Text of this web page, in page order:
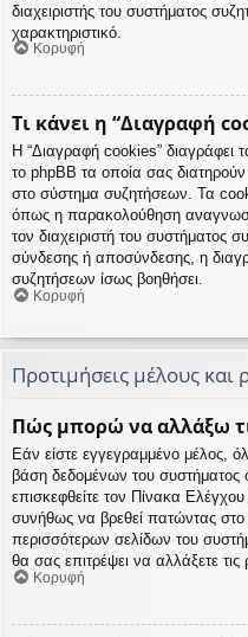
διαχειριστής του συστήματος
χαρακτηριστικό.
Κορυφή
Τι κάνει η “Διαγραφή
Η “Διαγραφή cookies” διαγράφει
το phpBB τα οποία σας
στο σύστημα συζητήσεων. Τα
όπως η παρακολούθηση
τον διαχειριστή του συστήματος
σύνδεσης ή αποσύνδεσης, η
συζητήσεων ίσως βοηθήσει.
Κορυφή
Προτιμήσεις μέλους και
Πώς μπορώ να αλλάξω
Εάν είστε εγγεγραμμένο μέλος,
βάση δεδομένων του συστήματος
επισκεφθείτε τον Πίνακα
συνήθως να βρεθεί πατώντας
περισσότερων σελίδων του
θα σας επιτρέψει να αλλάξετε τις
Κορυφή